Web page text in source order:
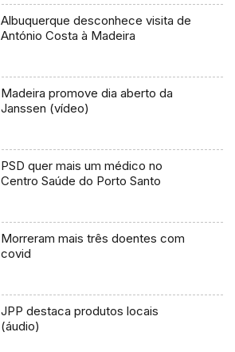
Albuquerque desconhece visita de
António Costa à Madeira
Madeira promove dia aberto da
Janssen (vídeo)
PSD quer mais um médico no
Centro Saúde do Porto Santo
Morreram mais três doentes com
covid
JPP destaca produtos locais
(áudio)